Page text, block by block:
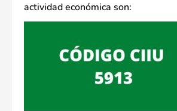
actividad económica son: